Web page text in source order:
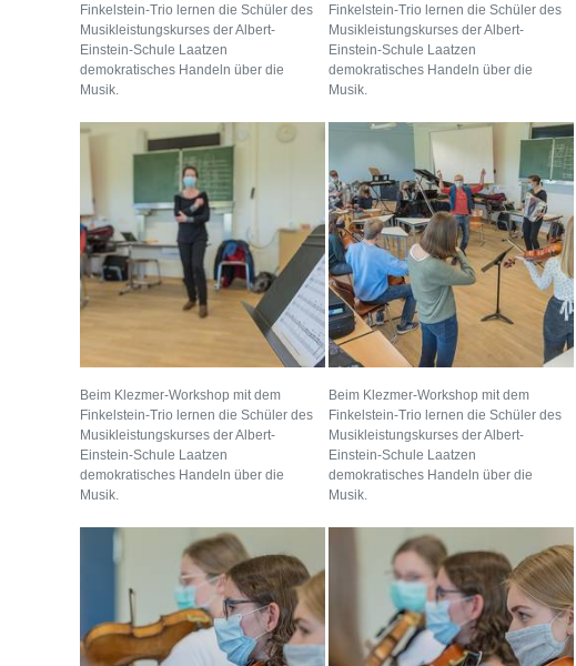
Finkelstein-Trio lernen die Schüler des
Musikleistungskurses der Albert-
Einstein-Schule Laatzen
demokratisches Handeln über die
Musik.
Finkelstein-Trio lernen die Schüler des
Musikleistungskurses der Albert-
Einstein-Schule Laatzen
demokratisches Handeln über die
Musik.
Beim Klezmer-Workshop mit dem
Finkelstein-Trio lernen die Schüler des
Musikleistungskurses der Albert-
Einstein-Schule Laatzen
demokratisches Handeln über die
Musik.
Beim Klezmer-Workshop mit dem
Finkelstein-Trio lernen die Schüler des
Musikleistungskurses der Albert-
Einstein-Schule Laatzen
demokratisches Handeln über die
Musik.